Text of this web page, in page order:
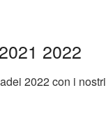
2022
2022 con i nostri